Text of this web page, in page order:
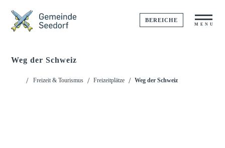
MENU
BEREICHE
Weg der Schweiz
Freizeit & Tourismus Freizeitplätze Weg der Schweiz